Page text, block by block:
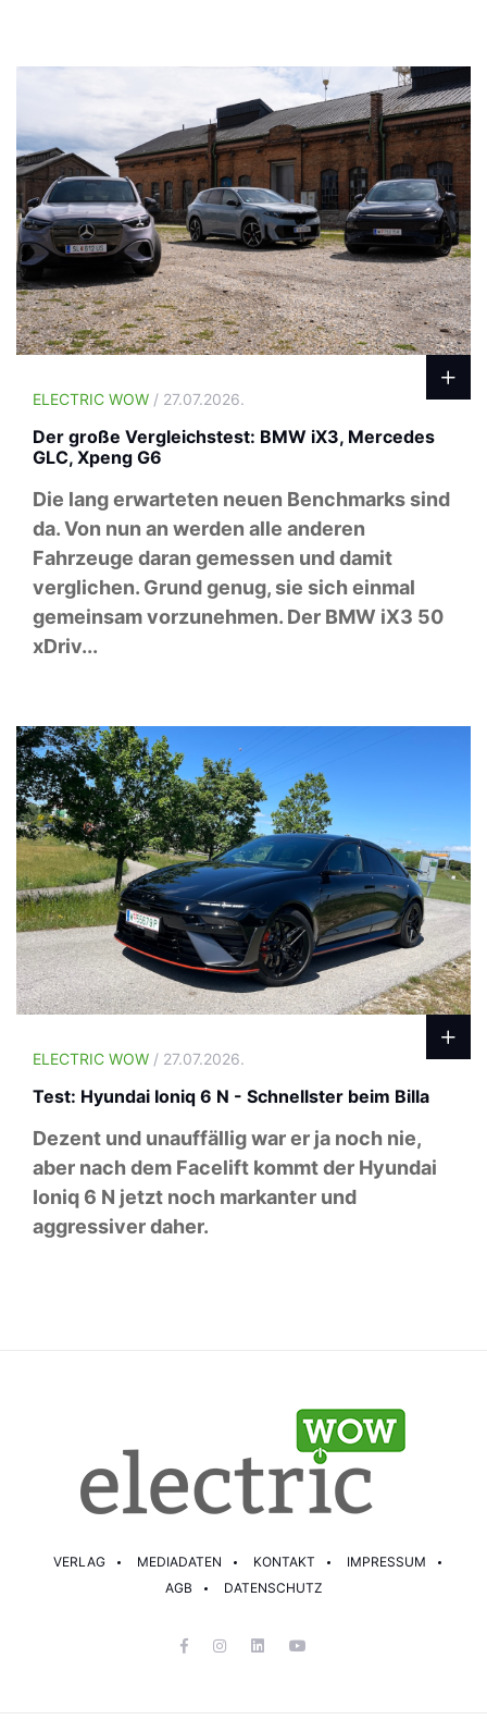
ELECTRIC WOW / 27.07.2026.
Der große Vergleichstest: BMW iX3, Mercedes
GLC, Xpeng G6
Die lang erwarteten neuen Benchmarks sind
da. Von nun an werden alle anderen
Fahrzeuge daran gemessen und damit
verglichen. Grund genug, sie sich einmal
gemeinsam vorzunehmen. Der BMW iX3 50
xDriv...
ELECTRIC WOW / 27.07.2026.
Test: Hyundai Ioniq 6 N - Schnellster beim Billa
Dezent und unauffällig war er ja noch nie,
aber nach dem Facelift kommt der Hyundai
Ioniq 6 N jetzt noch markanter und
aggressiver daher.
VERLAG MEDIADATEN KONTAKT
IMPRESSUM
AGB
DATENSCHUTZ